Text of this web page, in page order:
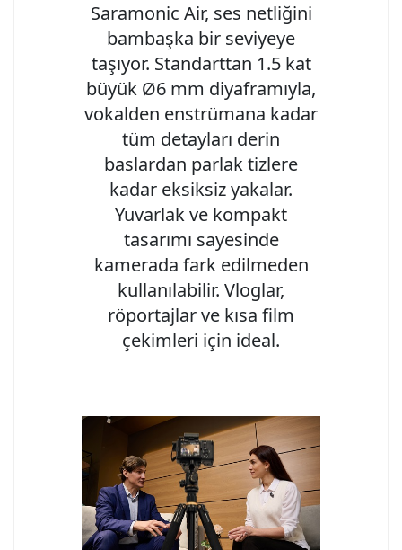
Saramonic Air, ses netliğini
bambaşka bir seviyeye
taşıyor. Standarttan 1.5 kat
büyük Ø6 mm diyaframıyla,
vokalden enstrümana kadar
tüm detayları derin
baslardan parlak tizlere
kadar eksiksiz yakalar.
Yuvarlak ve kompakt
tasarımı sayesinde
kamerada fark edilmeden
kullanılabilir. Vloglar,
röportajlar ve kısa film
çekimleri için ideal.